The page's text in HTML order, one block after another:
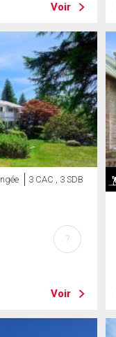
Voir
3 CAC , 3 SDB
Voir
?